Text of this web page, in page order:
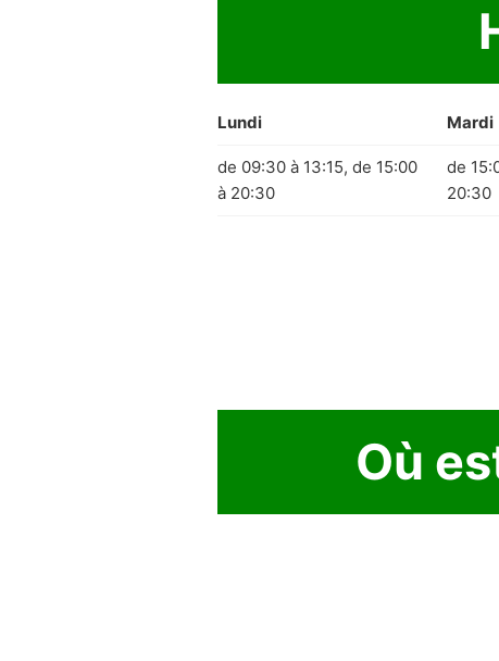
Lundi Mardi
de 09:30 à 13:15, de 15:00
à 20:30
de
20:30
Où